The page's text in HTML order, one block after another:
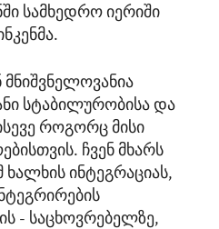
სამხედრო იერიში
მნიშვნელოვანია
სტაბილურობისა და
როგორც მისი
ჩვენ მხარს
ხალხის ინტეგრაციას,
- საცხოვრებელზე,